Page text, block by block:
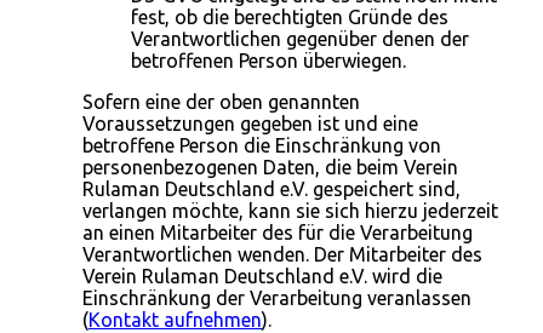
fest, ob die berechtigten Gründe des
Verantwortlichen gegenüber denen der
betroffenen Person überwiegen.
Sofern eine der oben genannten
Voraussetzungen gegeben ist und eine
betroffene Person die Einschränkung von
personenbezogenen Daten, die beim Verein
Rulaman Deutschland e.V. gespeichert sind,
verlangen möchte, kann sie sich hierzu jederzeit
an einen Mitarbeiter des für die Verarbeitung
Verantwortlichen wenden. Der Mitarbeiter des
Verein Rulaman Deutschland e.V. wird die
Einschränkung der Verarbeitung veranlassen
(Kontakt aufnehmen).